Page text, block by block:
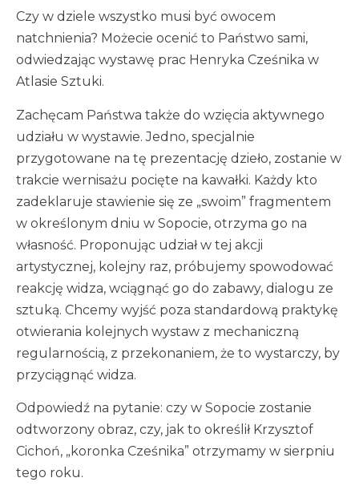
Czy w dziele wszystko musi być owocem
natchnienia? Możecie ocenić to Państwo sami,
odwiedzając wystawę prac Henryka Cześnika w
Atlasie Sztuki.
Zachęcam Państwa także do wzięcia aktywnego
udziału w wystawie. Jedno, specjalnie
przygotowane na tę prezentację dzieło, zostanie w
trakcie wernisażu pocięte na kawałki. Każdy kto
zadeklaruje stawienie się ze „swoim” fragmentem
w określonym dniu w Sopocie, otrzyma go na
własność. Proponując udział w tej akcji
artystycznej, kolejny raz, próbujemy spowodować
reakcję widza, wciągnąć go do zabawy, dialogu ze
sztuką. Chcemy wyjść poza standardową praktykę
otwierania kolejnych wystaw z mechaniczną
regularnością, z przekonaniem, że to wystarczy, by
przyciągnąć widza.
Odpowiedź na pytanie: czy w Sopocie zostanie
odtworzony obraz, czy, jak to określił Krzysztof
Cichoń, „koronka Cześnika” otrzymamy w sierpniu
tego roku.